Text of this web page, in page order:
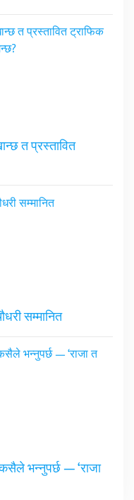
त प्रस्तावित
सम्मानित
भन्नुपर्छ — ‘राजा